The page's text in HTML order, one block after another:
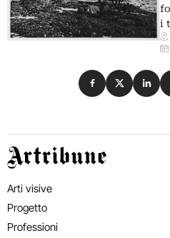
i
Condividi su
Condividi
Artribune
Arti visive
Progetto
Professioni